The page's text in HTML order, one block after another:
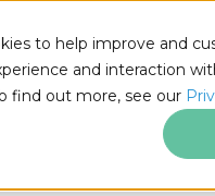
to help improve and
and interaction
find out more, see our